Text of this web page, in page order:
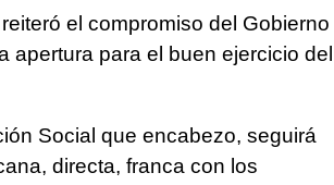
el compromiso del Gobierno
apertura para el buen ejercicio del
Social que encabezo, seguirá
directa, franca con los